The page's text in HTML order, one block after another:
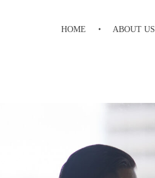
HOME ABOUT US